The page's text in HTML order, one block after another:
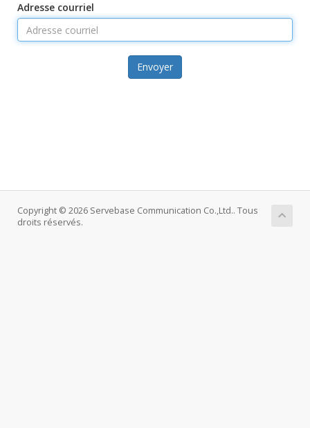
Adresse courriel
Envoyer
Copyright © 2026 Servebase Communication Co.,Ltd.. Tous
droits réservés.